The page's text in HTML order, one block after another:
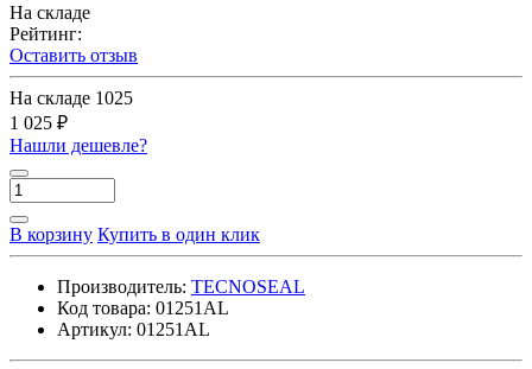
На складе
Рейтинг:
Оставить отзыв
На складе 1025
1 025 ₽
Нашли дешевле?
В корзину Купить в один клик
Производитель: TECNOSEAL
Код товара: 01251AL
Артикул: 01251AL